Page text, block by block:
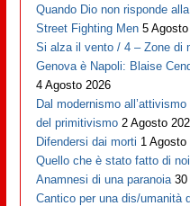
Quando Dio non risponde
Street Fighting Men 5
Si alza il vento / 4 – Zone di
Genova è Napoli: Blaise
4 Agosto 2026
Dal modernismo
del primitivismo 2 Agosto
Difendersi dai morti 1 Agosto
Quello che è stato fatto di noi
Anamnesi di una paranoia 30
Cantico per una dis/umanità